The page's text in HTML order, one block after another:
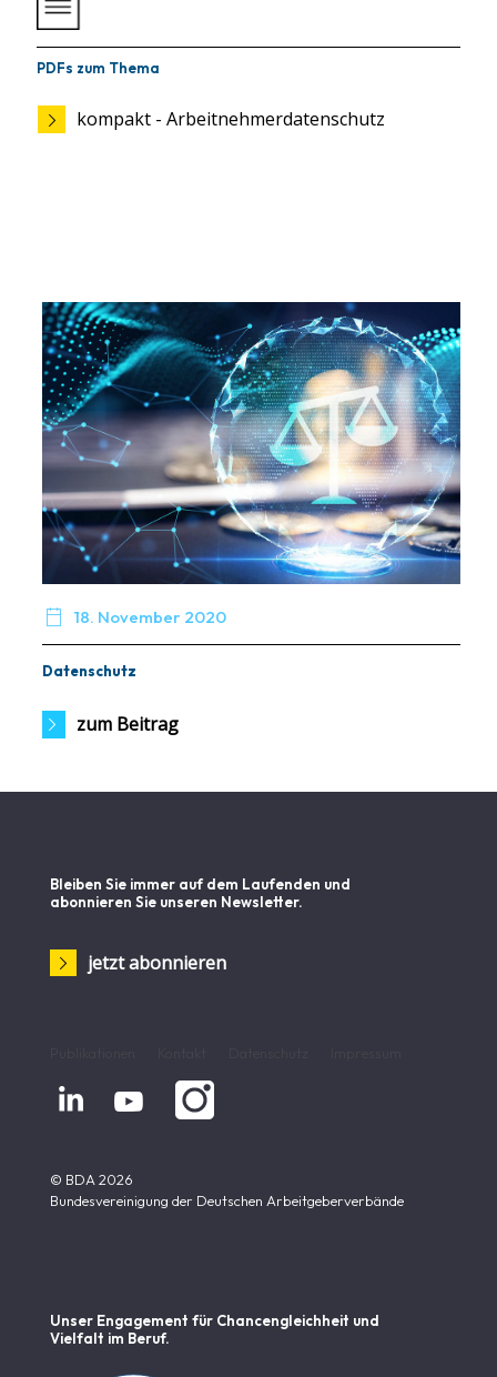
PDFs zum Thema
kompakt - Arbeitnehmerdatenschutz
 18. November 2020
Datenschutz
zum Beitrag
Bleiben Sie immer auf dem Laufenden und
abonnieren Sie unseren Newsletter.
jetzt abonnieren
 
© BDA 2026
Bundesvereinigung der Deutschen Arbeitgeberverbände
Unser Engagement für Chancen­gleichheit und
Vielfalt im Beruf.